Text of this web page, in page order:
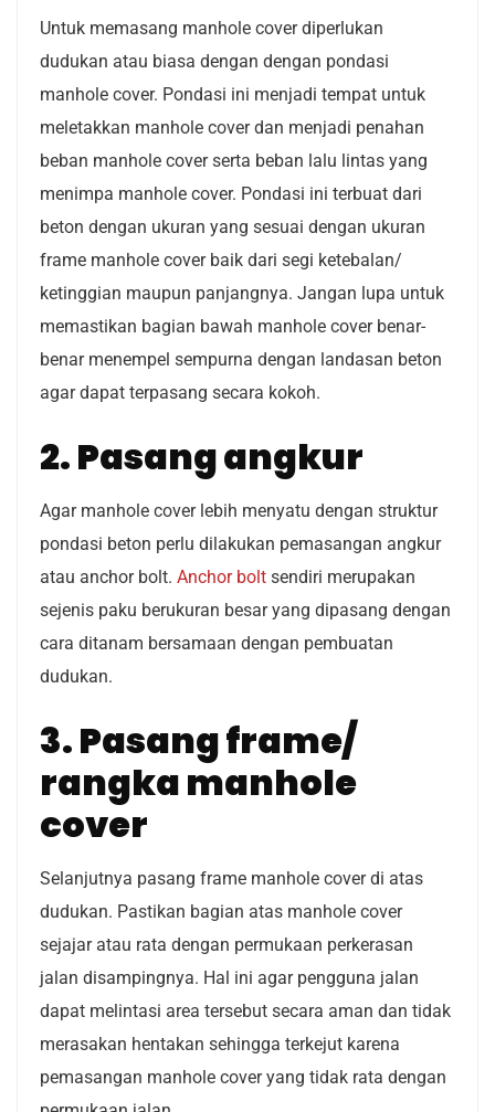
Untuk memasang manhole cover diperlukan
dudukan atau biasa dengan dengan pondasi
manhole cover. Pondasi ini menjadi tempat untuk
meletakkan manhole cover dan menjadi penahan
beban manhole cover serta beban lalu lintas yang
menimpa manhole cover. Pondasi ini terbuat dari
beton dengan ukuran yang sesuai dengan ukuran
frame manhole cover baik dari segi ketebalan/
ketinggian maupun panjangnya. Jangan lupa untuk
memastikan bagian bawah manhole cover benar-
benar menempel sempurna dengan landasan beton
agar dapat terpasang secara kokoh.
2. Pasang angkur
Agar manhole cover lebih menyatu dengan struktur
pondasi beton perlu dilakukan pemasangan angkur
atau anchor bolt. Anchor bolt sendiri merupakan
sejenis paku berukuran besar yang dipasang dengan
cara ditanam bersamaan dengan pembuatan
dudukan.
3. Pasang frame/
rangka manhole
cover
Selanjutnya pasang frame manhole cover di atas
dudukan. Pastikan bagian atas manhole cover
sejajar atau rata dengan permukaan perkerasan
jalan disampingnya. Hal ini agar pengguna jalan
dapat melintasi area tersebut secara aman dan tidak
merasakan hentakan sehingga terkejut karena
pemasangan manhole cover yang tidak rata dengan